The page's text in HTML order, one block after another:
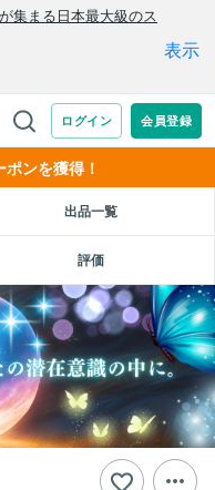
ンを獲得！
出品一覧
評価